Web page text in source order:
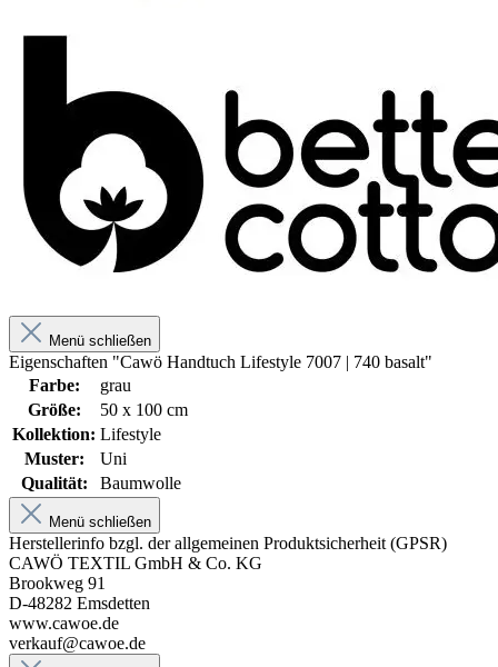
Menü schließen
Eigenschaften "Cawö Handtuch Lifestyle 7007 | 740 basalt"
Farbe:
grau
Größe:
50 x 100 cm
Kollektion: Lifestyle
Muster:
Uni
Qualität:
Baumwolle
Menü schließen
Herstellerinfo bzgl. der allgemeinen Produktsicherheit (GPSR)
CAWÖ TEXTIL GmbH & Co. KG
Brookweg 91
D-48282 Emsdetten
www.cawoe.de
verkauf@cawoe.de